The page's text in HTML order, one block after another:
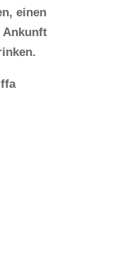
einen
Ankunft